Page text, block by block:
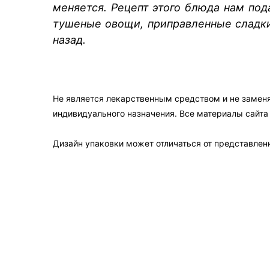
меняется. Рецепт этого блюда нам
тушеные овощи, приправленные
назад.
Не является лекарственным средством и не
индивидуального назначения. Все материалы
Дизайн упаковки может отличаться от